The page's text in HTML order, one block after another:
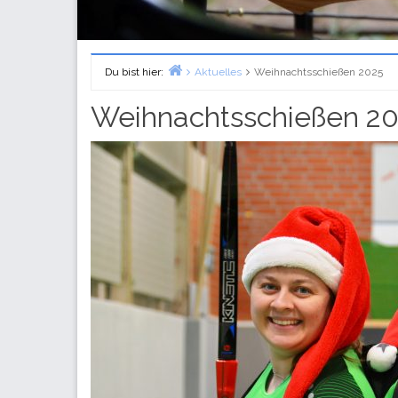
Du bist hier:
Aktuelles Weihnachtsschießen 2025
Weihnachtsschießen